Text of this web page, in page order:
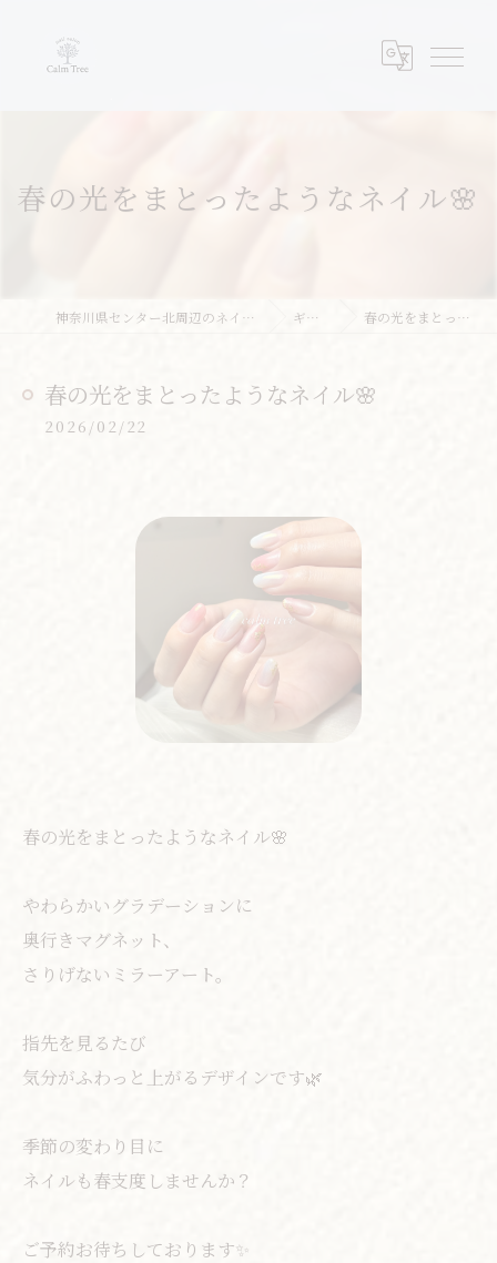
春の光をまとったようなネイル🌸
神奈川県センター北周辺のネイルならネイルサロンcalm tree ギャラリー 春の光をまとったようなネイル🌸
春の光をまとったようなネイル🌸
2026/02/22
春の光をまとったようなネイル🌸
やわらかいグラデーションに
奥行きマグネット、
さりげないミラーアート。
指先を見るたび
気分がふわっと上がるデザインです🌿
季節の変わり目に
ネイルも春支度しませんか？
ご予約お待ちしております✨